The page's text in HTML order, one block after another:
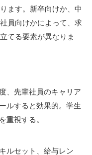
ます。新卒向けか、中
員向けかによって、求
てる要素が異なりま
、先輩社員のキャリア
ルすると効果的。学生
重視する。
ルセット、給与レン